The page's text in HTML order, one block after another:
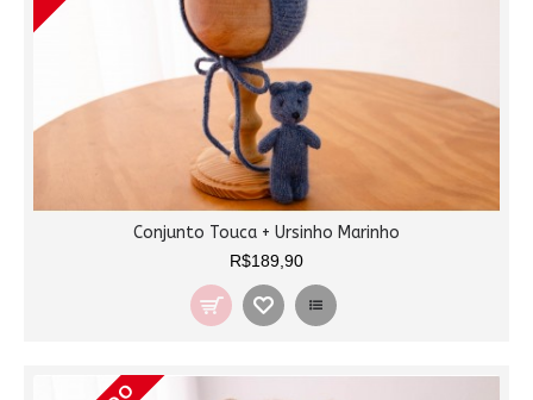
Conjunto Touca + Ursinho Marinho
R$189,90